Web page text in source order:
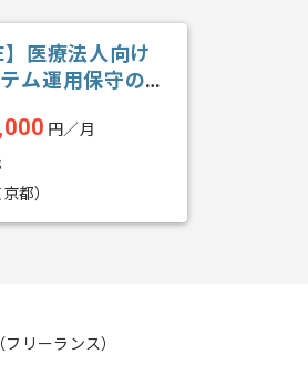
】医療法人向け
ム運用保守の求
円／月
都）
リーランス）